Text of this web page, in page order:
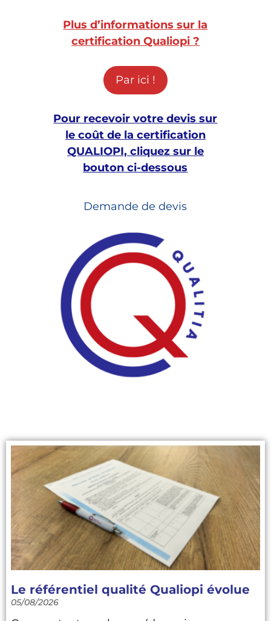
Plus d’informations sur la
certification Qualiopi ?
Par ici !
Pour recevoir votre devis sur
le coût de la certification
QUALIOPI, cliquez sur le
bouton ci-dessous
Demande de devis
Le référentiel qualité Qualiopi évolue
05/08/2026